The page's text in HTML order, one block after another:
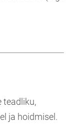
teadliku,
ja hoidmisel.